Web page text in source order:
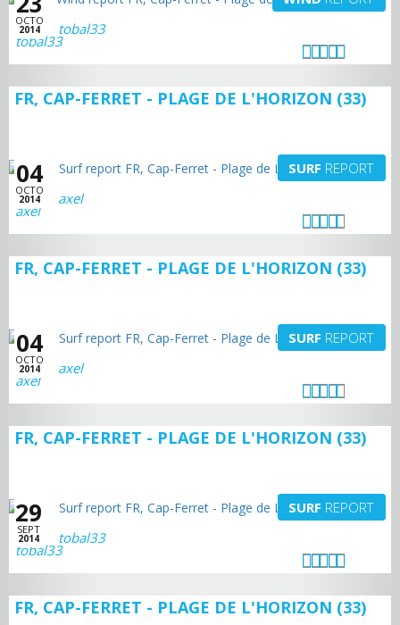
OCTO
2014
tobal33
FR, CAP-FERRET - PLAGE DE L'HORIZON (33)
04
OCTO
2014
SURF REPORT
axel
FR, CAP-FERRET - PLAGE DE L'HORIZON (33)
04
OCTO
2014
SURF REPORT
axel
FR, CAP-FERRET - PLAGE DE L'HORIZON (33)
29
SEPT
2014
SURF REPORT
tobal33
FR, CAP-FERRET - PLAGE DE L'HORIZON (33)